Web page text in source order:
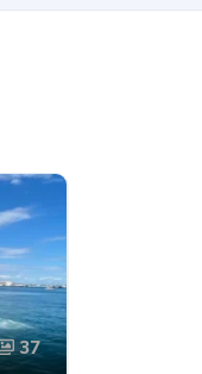
37